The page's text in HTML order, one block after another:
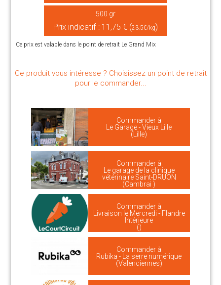
500 gr
Prix indicatif : 11,75 € (23.5€/kg)
Ce prix est valable dans le point de retrait Le Grand Mix
Ce produit vous intéresse ? Choisissez un point de retrait
pour le commander...
Commander à
Le Garage - Vieux Lille
(Lille)
Commander à
Le garage de la clinique
vétérinaire Saint-DRUON
(Cambrai )
Commander à
Livraison le Mercredi - Flandre
Intérieure
()
Commander à
Rubika - La serre numérique
(Valenciennes)